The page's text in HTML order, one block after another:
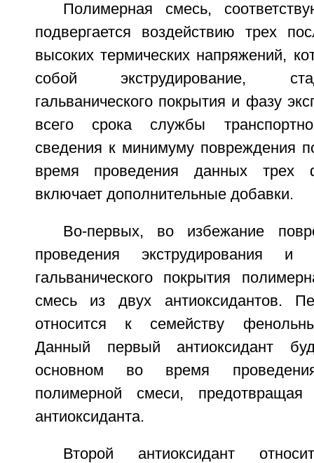
Полимерная смесь,
подвергается воздействию трех
высоких термических напряжений,
собой экструдирование,
гальванического покрытия и фазу
всего срока службы
сведения к минимуму повреждения
время проведения данных трех
включает дополнительные добавки.
Во-первых, во избежание
проведения экструдирования и
гальванического покрытия
смесь из двух антиоксидантов.
относится к семейству
Данный первый антиоксидант
основном во время проведения
полимерной смеси, предотвращая
антиоксиданта.
Второй антиоксидант